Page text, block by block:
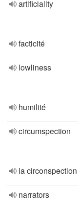
artificiality
facticité
lowliness
humilité
circumspection
la circonspection
narrators